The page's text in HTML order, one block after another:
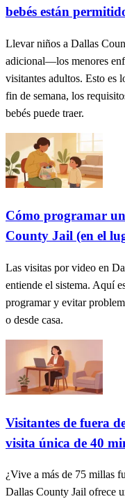
bebés están
Llevar niños a Dallas
adicional—los menores
visitantes adultos. Esto es
fin de semana, los
bebés puede traer.
Cómo programar
County Jail (en el
Las visitas por video en
entiende el sistema. Aquí
programar y evitar
o desde casa.
Visitantes de fuera
visita única de 40
¿Vive a más de 75 millas
Dallas County Jail ofrece